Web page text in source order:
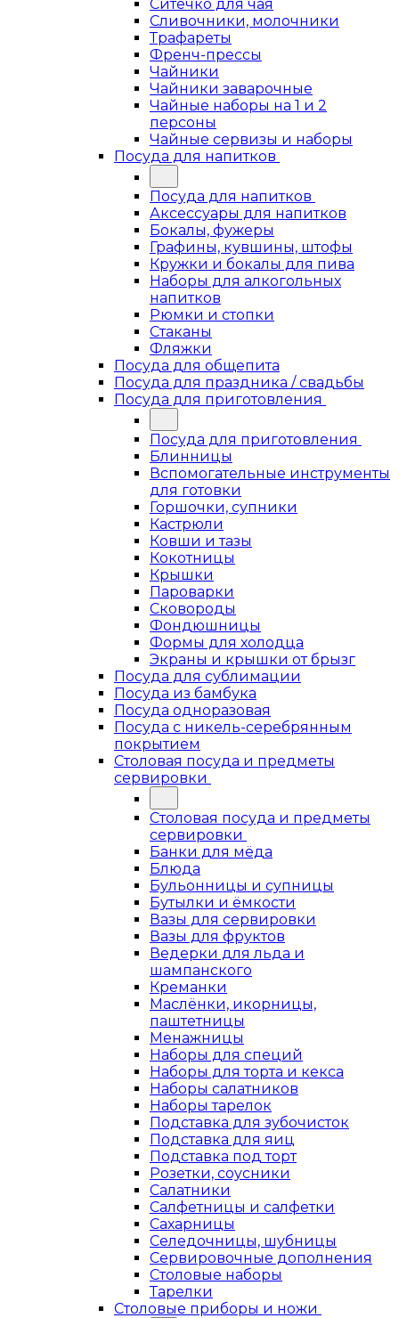
Ситечко для чая
Сливочники, молочники
Трафареты
Френч-прессы
Чайники
Чайники заварочные
Чайные наборы на 1 и 2
персоны
Чайные сервизы и наборы
Посуда для напитков
Посуда для напитков
Аксессуары для напитков
Бокалы, фужеры
Графины, кувшины, штофы
Кружки и бокалы для пива
Наборы для алкогольных
напитков
Рюмки и стопки
Стаканы
Фляжки
Посуда для общепита
Посуда для праздника / свадьбы
Посуда для приготовления
Посуда для приготовления
Блинницы
Вспомогательные инструменты
для готовки
Горшочки, супники
Кастрюли
Ковши и тазы
Кокотницы
Крышки
Пароварки
Сковороды
Фондюшницы
Формы для холодца
Экраны и крышки от брызг
Посуда для сублимации
Посуда из бамбука
Посуда одноразовая
Посуда с никель-серебрянным
покрытием
Столовая посуда и предметы
сервировки
Столовая посуда и предметы
сервировки
Банки для мёда
Блюда
Бульонницы и супницы
Бутылки и ёмкости
Вазы для сервировки
Вазы для фруктов
Ведерки для льда и
шампанского
Креманки
Маслёнки, икорницы,
паштетницы
Менажницы
Наборы для специй
Наборы для торта и кекса
Наборы салатников
Наборы тарелок
Подставка для зубочисток
Подставка для яиц
Подставка под торт
Розетки, соусники
Салатники
Салфетницы и салфетки
Сахарницы
Селедочницы, шубницы
Сервировочные дополнения
Столовые наборы
Тарелки
Столовые приборы и ножи